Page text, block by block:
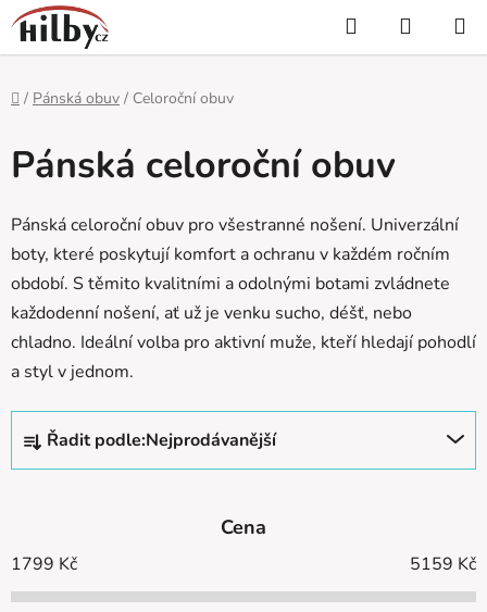
Přejít
na
obsah
Hledat
KOŠÍK
Domů
/ Pánská obuv / Celoroční obuv
Pánská celoroční obuv
Pánská celoroční obuv pro všestranné nošení. Univerzální
boty, které poskytují komfort a ochranu v každém ročním
období. S těmito kvalitními a odolnými botami zvládnete
každodenní nošení, ať už je venku sucho, déšť, nebo
chladno. Ideální volba pro aktivní muže, kteří hledají pohodlí
a styl v jednom.
Ř
z
í
p
Řadit podle:Nejprodávanější
Cena
1799 Kč 5159 Kč